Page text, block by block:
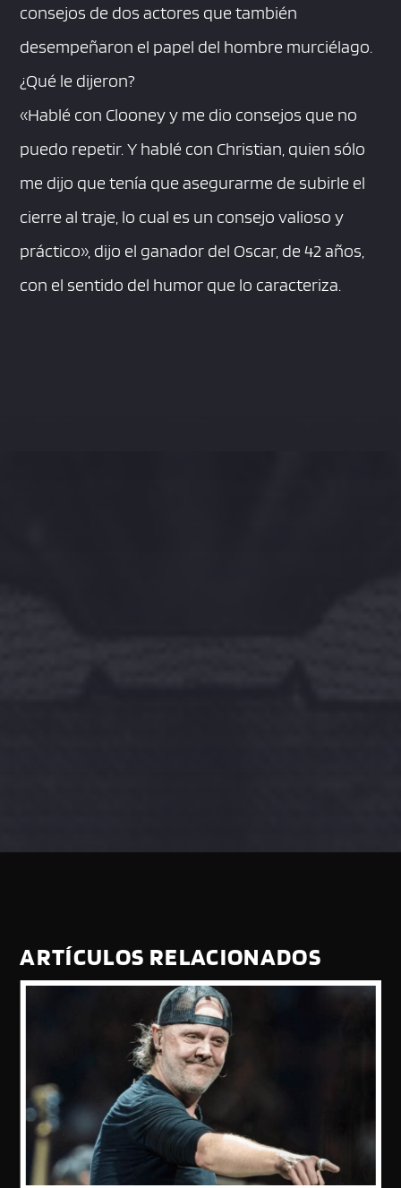
consejos de dos actores que también
desempeñaron el papel del hombre murciélago.
¿Qué le dijeron?
«Hablé con Clooney y me dio consejos que no
puedo repetir. Y hablé con Christian, quien sólo
me dijo que tenía que asegurarme de subirle el
cierre al traje, lo cual es un consejo valioso y
práctico», dijo el ganador del Oscar, de 42 años,
con el sentido del humor que lo caracteriza.
ARTÍCULOS RELACIONADOS